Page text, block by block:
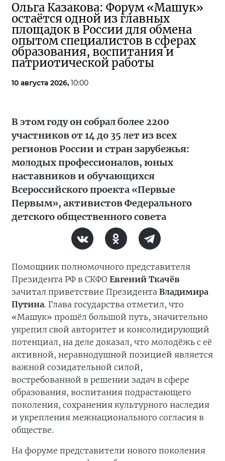
Ольга Казакова: Форум «Машук»
остаётся одной из главных
площадок в России для обмена
опытом специалистов в сферах
образования, воспитания и
патриотической работы
10 августа 2026, 10:00
В этом году он собрал более 2200
участников от 14 до 35 лет из всех
регионов России и стран зарубежья:
молодых профессионалов, юных
наставников и обучающихся
Всероссийского проекта «Первые
Первым», активистов Федерального
детского общественного совета
Помощник полномочного представителя
Президента РФ в СКФО Евгений Ткачёв
зачитал приветствие Президента Владимира
Путина. Глава государства отметил, что
«Машук» прошёл большой путь, значительно
укрепил свой авторитет и консолидирующий
потенциал, на деле доказал, что молодёжь с её
активной, неравнодушной позицией является
важной созидательной силой,
востребованной в решении задач в сфере
образования, воспитания подрастающего
поколения, сохранения культурного наследия
и укрепления межнационального согласия в
обществе.
На форуме представители нового поколения